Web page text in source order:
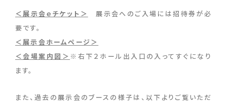
＜展示会ｅチケット＞
展示会へのご入場には招待券が必
要です。
＜展示会ホームページ＞
＜会場案内図＞ ※右下２ホール出入口の入ってすぐになり
ます。
また、過去の展示会のブースの様子は、以下よりご覧いただ